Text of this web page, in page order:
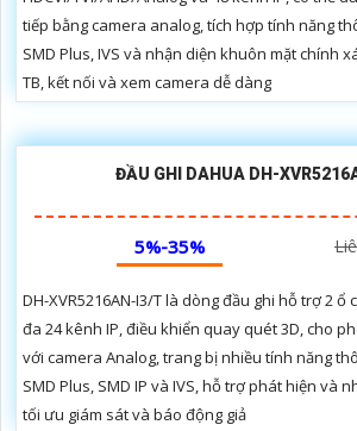
tiếp bằng camera analog, tích hợp tính năng
SMD Plus, IVS và nhận diện khuôn mặt chính
TB, kết nối và xem camera dễ dàng
ĐẦU GHI DAHUA DH-
5%-35%
DH-XVR5216AN-I3/T là dòng đầu ghi hỗ trợ 2 ổ
đa 24 kênh IP, điều khiển quay quét 3D, cho
với camera Analog, trang bị nhiều tính năng
SMD Plus, SMD IP và IVS, hỗ trợ phát hiện và
tối ưu giám sát và báo động giả